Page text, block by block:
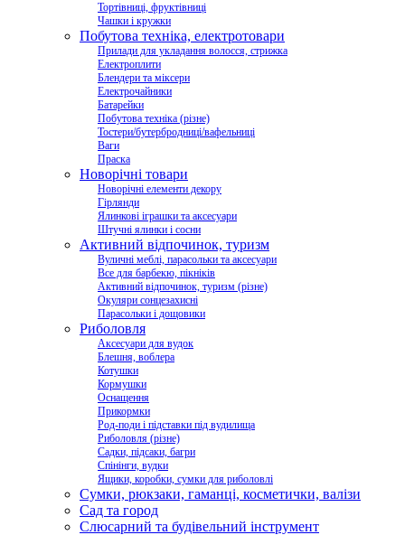
Тортівниці, фруктівниці
Чашки і кружки
Побутова техніка, електротовари
Прилади для укладання волосся, стрижка
Електроплити
Блендери та міксери
Електрочайники
Батарейки
Побутова техніка (різне)
Тостери/бутербродниці/вафельниці
Ваги
Праска
Новорічні товари
Новорічні елементи декору
Гірлянди
Ялинкові іграшки та аксесуари
Штучні ялинки і сосни
Активний відпочинок, туризм
Вуличні меблі, парасольки та аксесуари
Все для барбекю, пікніків
Активний відпочинок, туризм (різне)
Окуляри сонцезахисні
Парасольки і дощовики
Риболовля
Аксесуари для вудок
Блешня, воблера
Котушки
Кормушки
Оснащення
Прикормки
Род-поди і підставки під вудилища
Риболовля (різне)
Садки, підсаки, багри
Спінінги, вудки
Ящики, коробки, сумки для риболовлі
Сумки, рюкзаки, гаманці, косметички, валізи
Сад та город
Слюсарний та будівельний інструмент